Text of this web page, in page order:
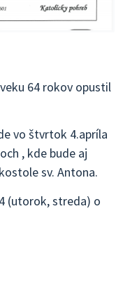
64 rokov opustil
vo štvrtok 4.apríla
, kde bude aj
sv. Antona.
(utorok, streda) o